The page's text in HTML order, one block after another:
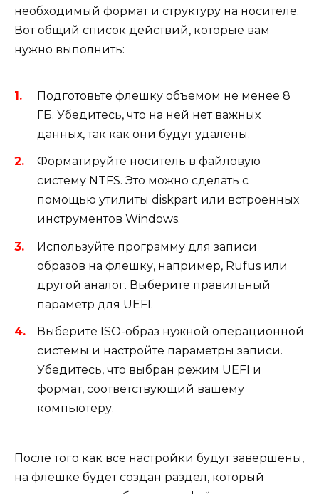
необходимый формат и структуру на носителе.
Вот общий список действий, которые вам
нужно выполнить:
Подготовьте флешку объемом не менее 8
ГБ. Убедитесь, что на ней нет важных
данных, так как они будут удалены.
Форматируйте носитель в файловую
систему NTFS. Это можно сделать с
помощью утилиты diskpart или встроенных
инструментов Windows.
Используйте программу для записи
образов на флешку, например, Rufus или
другой аналог. Выберите правильный
параметр для UEFI.
Выберите ISO-образ нужной операционной
системы и настройте параметры записи.
Убедитесь, что выбран режим UEFI и
формат, соответствующий вашему
компьютеру.
После того как все настройки будут завершены,
на флешке будет создан раздел, который